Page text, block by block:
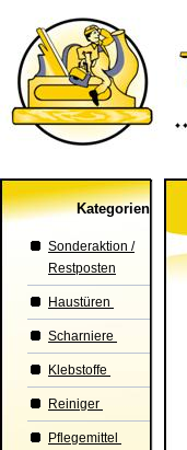
Kategorien
Sonderaktion /
Restposten
Haustüren
Scharniere
Klebstoffe
Reiniger
Pflegemittel